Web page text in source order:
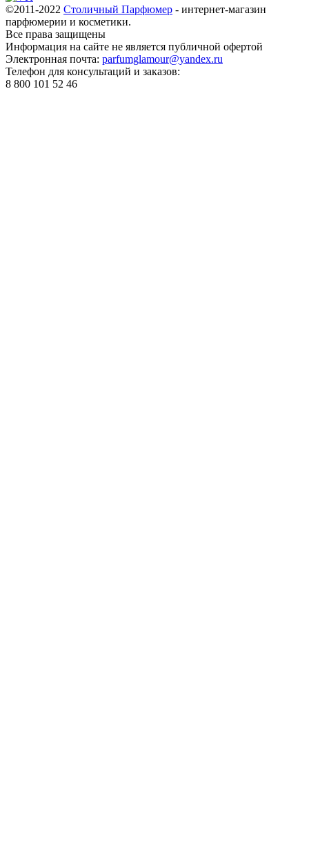
©2011-2022 Столичный Парфюмер - интернет-магазин
парфюмерии и косметики.
Все права защищены
Информация на сайте не является публичной офертой
Электронная почта: parfumglamour@yandex.ru
Телефон для консультаций и заказов:
8 800 101 52 46